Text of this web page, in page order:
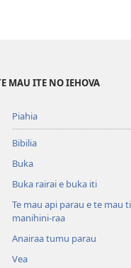
MAU ITE NO IEHOVA
Piahia
Bibilia
Buka
Buka rairai e buka iti
Te mau api parau e te mau
manihini-raa
Anairaa tumu parau
Vea